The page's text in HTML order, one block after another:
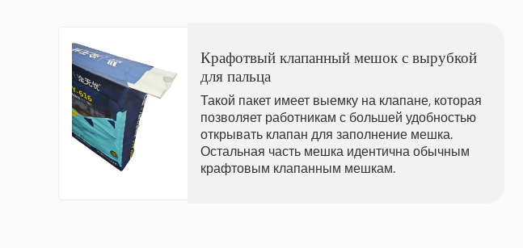
Крафотвый клапанный мешок с вырубкой
для пальца
Такой пакет имеет выемку на клапане, которая
позволяет работникам с большей удобностью
открывать клапан для заполнение мешка.
Остальная часть мешка идентична обычным
крафтовым клапанным мешкам.